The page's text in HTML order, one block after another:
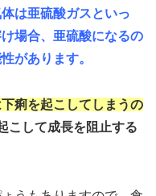
は亜硫酸ガスといっ
場合、亜硫酸になるの
があります。
痢を起こしてしまうの
こして成長を阻止する